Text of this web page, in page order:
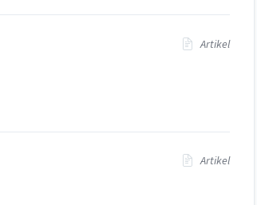
Artikel
Artikel